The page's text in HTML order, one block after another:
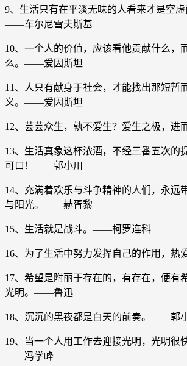
9、生活只有在平淡无味的人看来才是空虚
――车尔尼雪夫斯基
10、一个人的价值，应该看他贡献什么，
么。――爱因斯坦
11、人只有献身于社会，才能找出那短暂
义。――爱因斯坦
12、芸芸众生，孰不爱生？爱生之极，
13、生活真象这杯浓酒，不经三番五次的
可口！――郭小川
14、充满着欢乐与斗争精神的人们，永远
与阳光。――赫胥黎
15、生活就是战斗。――柯罗连科
16、为了生活中努力发挥自己的作用，
17、希望是附丽于存在的，有存在，便有
光明。――鲁迅
18、沉沉的黑夜都是白天的前奏。――郭
19、当一个人用工作去迎接光明，光明很
――冯学峰